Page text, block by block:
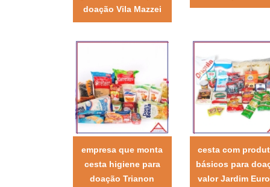
doação Vila Mazzei
empresa que monta
cesta higiene para
doação Trianon
cesta com
básicos para
valor Jardim